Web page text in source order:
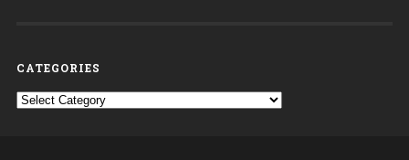
CATEGORIES
Categories